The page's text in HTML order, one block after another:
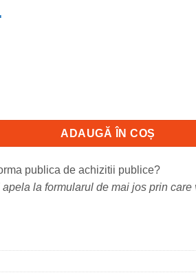
, 10.5k ,compatibil cu
ADAUGĂ ÎN COȘ
publica de achizitii publice?
la formularul de mai jos prin